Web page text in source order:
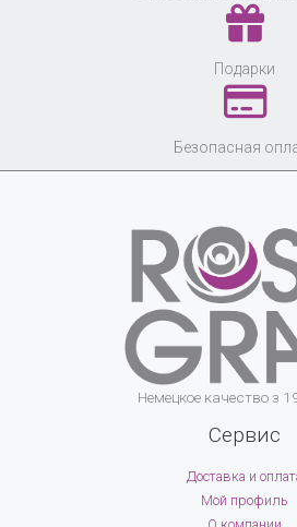
Подарки
Безопасная
Немецкое качество з
Сервис
Доставка и
Мой профиль